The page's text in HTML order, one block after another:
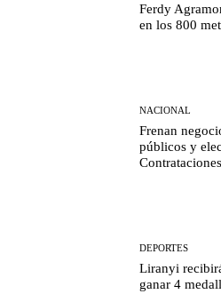
Ferdy
en los 800
NACIONAL
Frenan
públicos y
Contrataciones
DEPORTES
Liranyi
ganar 4